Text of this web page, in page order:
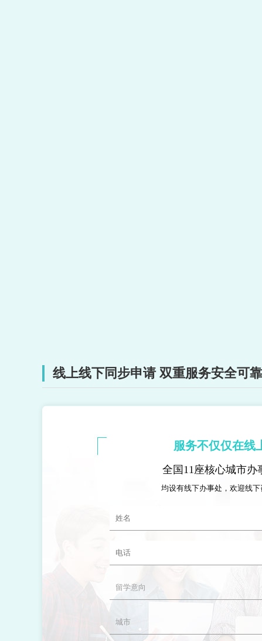
线上线下同步申请 双重服务安全可靠
服务不仅仅在线
全国11座核心城市办
均设有线下办事处，欢迎线下